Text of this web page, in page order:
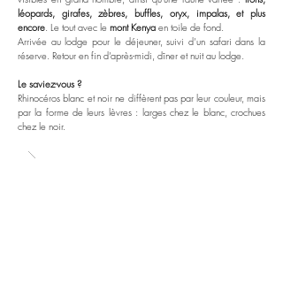
léopards, girafes, zèbres, buffles, oryx, impalas, et plus
encore. Le tout avec le mont Kenya en toile de fond.
Arrivée au lodge pour le déjeuner, suivi d’un safari dans la
réserve. Retour en fin d’après-midi, dîner et nuit au lodge.
Le saviez-vous ?
Rhinocéros blanc et noir ne diffèrent pas par leur couleur, mais
par la forme de leurs lèvres : larges chez le blanc, crochues
chez le noir.